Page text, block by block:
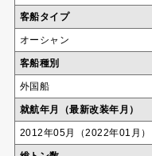
客船タイプ
オーシャン
客船種別
外国船
就航年月（最新改装年月）
2012年05月（2022年01月）